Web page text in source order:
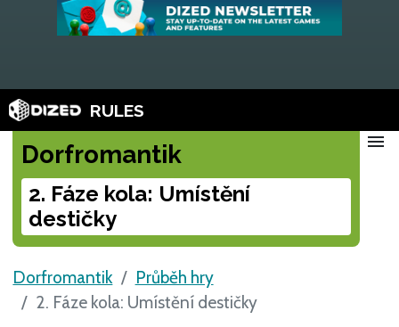
RULES
Dorfromantik
2. Fáze kola: Umístění
destičky
menu
Dorfromantik
Průběh hry
2. Fáze kola: Umístění destičky